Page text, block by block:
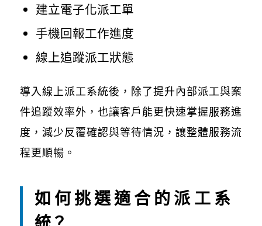
建立電子化派工單
手機回報工作進度
線上追蹤派工狀態
導入線上派工系統後，除了提升內部派工與案
件追蹤效率外，也讓客戶能更快速掌握服務進
度，減少反覆確認與等待情況，讓整體服務流
程更順暢。
如何挑選適合的派工系